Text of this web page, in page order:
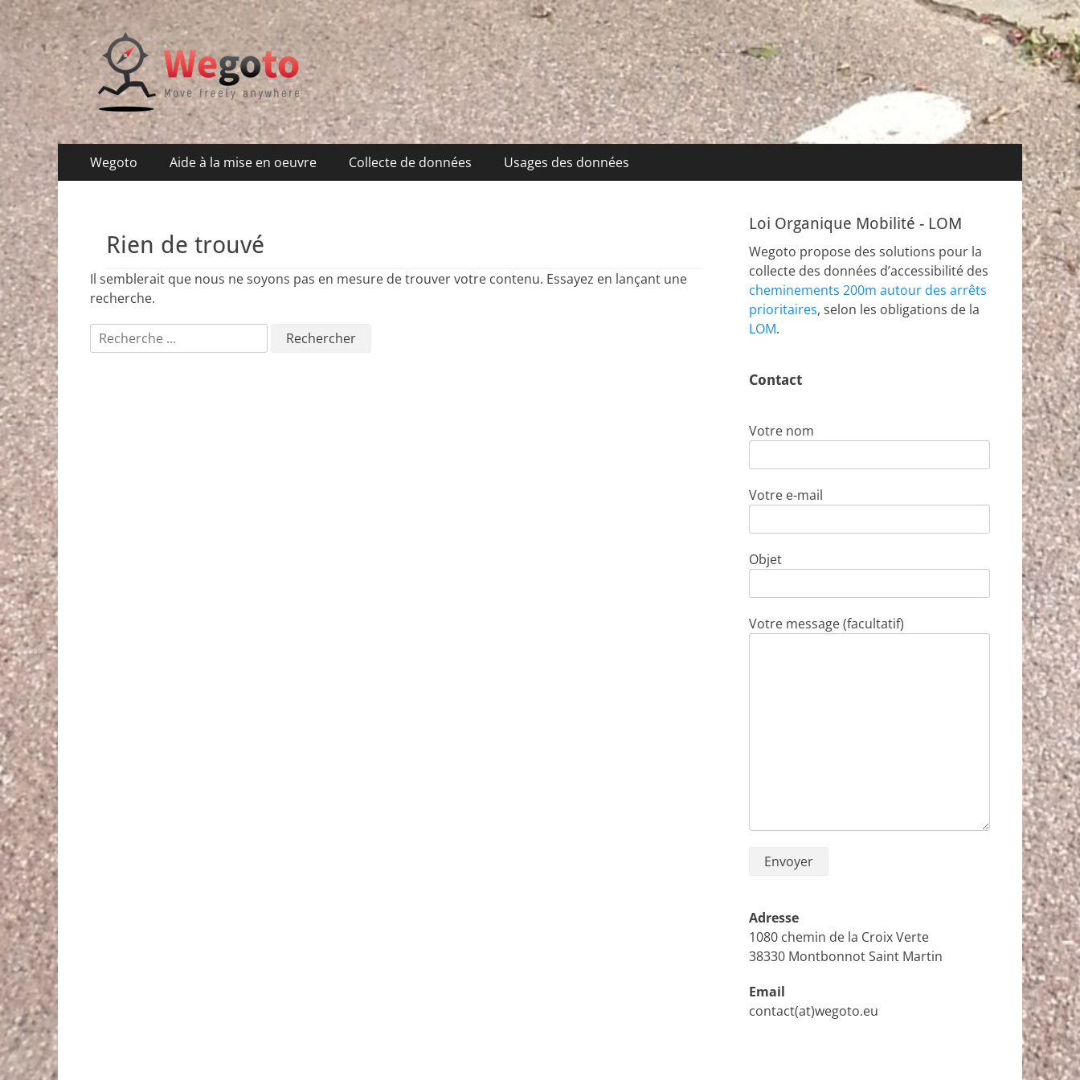
Wegoto
Move freely anywhere
Menu
principal
Wegoto Aide à la mise en oeuvre Collecte de données Usages des données
Rien de trouvé
Il semblerait que nous ne soyons pas en mesure de trouver votre contenu. Essayez en lançant une
recherche.
Rechercher :
Loi Organique Mobilité - LOM
Wegoto propose des solutions pour la
collecte des données d’accessibilité des
cheminements 200m autour des arrêts
prioritaires, selon les obligations de la
LOM.
Contact
Votre nom
Votre e-mail
Objet
Votre message (facultatif)
Adresse
1080 chemin de la Croix Verte
38330 Montbonnot Saint Martin
Email
contact(at)wegoto.eu